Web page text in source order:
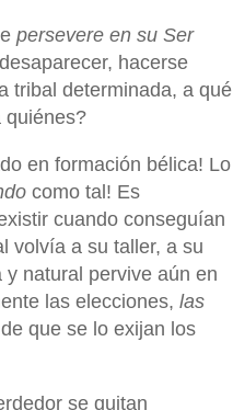
persevere en su Ser
hacerse
tribal determinada, a qué
quiénes?
en formación bélica! Lo
como tal! Es
cuando conseguían
volvía a su taller, a su
natural pervive aún en
las elecciones, las
que se lo exijan los
se quitan